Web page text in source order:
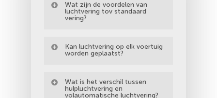
Wat zijn de voordelen van
luchtvering tov standaard
vering?
omstandigheden
beladen toestand rondrijdt
– automatisch wegwerken van
Kan luchtvering op elk voertuig
worden geplaatst?
systemen indien er voldoende vraag
Wat is het verschil tussen
hulpluchtvering en
volautomatische luchtvering?